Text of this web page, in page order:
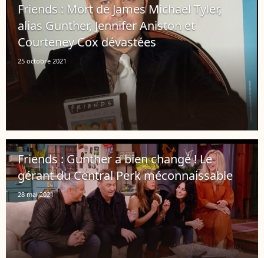
Friends : Mort de James Michael Tyler,
alias Gunther, Jennifer Aniston et
Courteney Cox dévastées
25 octobre 2021
Friends : Gunther a bien changé ! Le
gérant du Central Perk méconnaissable
28 mai 2021